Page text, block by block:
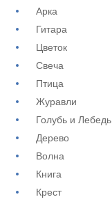
Арка
Гитара
Цветок
Свеча
Птица
Журавли
Голубь и Лебедь
Дерево
Волна
Книга
Крест